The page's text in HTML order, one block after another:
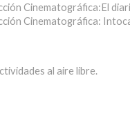
Cinematográfica:El
Cinematográfica:
al aire libre.